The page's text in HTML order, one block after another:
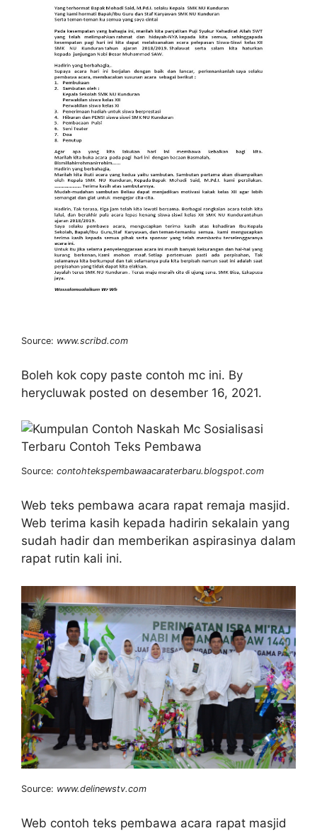
Source: www.scribd.com
Boleh kok copy paste contoh mc ini. By
herycluwak posted on desember 16, 2021.
Source: contohtekspembawaacaraterbaru.blogspot.com
Web teks pembawa acara rapat remaja masjid.
Web terima kasih kepada hadirin sekalain yang
sudah hadir dan memberikan aspirasinya dalam
rapat rutin kali ini.
Source: www.delinewstv.com
Web contoh teks pembawa acara rapat masjid